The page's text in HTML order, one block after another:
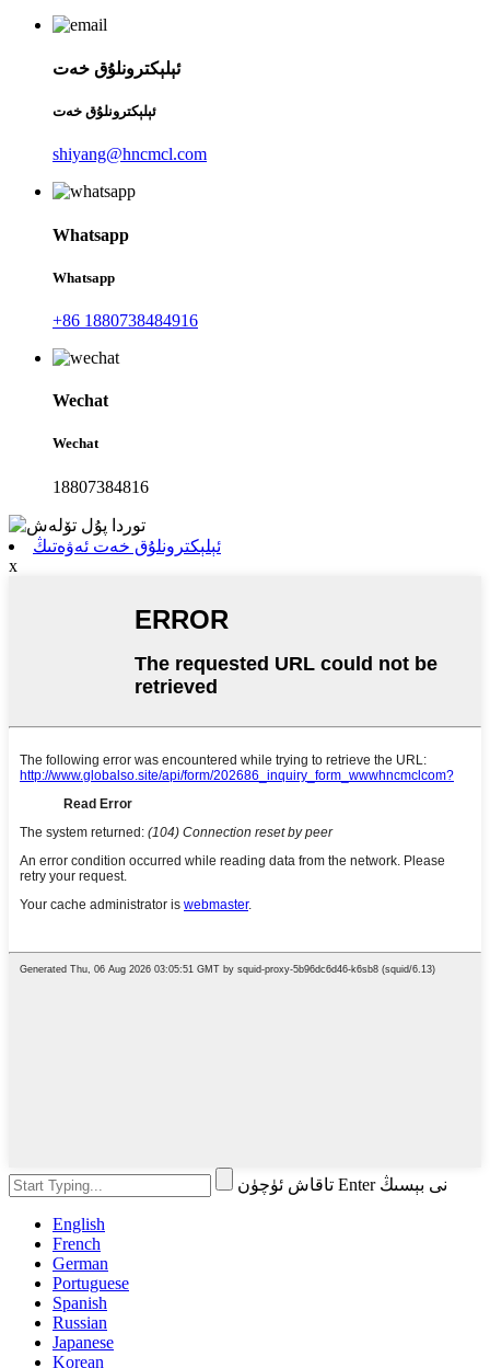
ئېلېكترونلۇق خەت
ئېلېكترونلۇق خەت
shiyang@hncmcl.com
Whatsapp
Whatsapp
+86 1880738484916
Wechat
Wechat
18807384816
ئېلېكترونلۇق خەت ئەۋەتىڭ
x
تاقاش ئۈچۈن Enter نى بېسىڭ
English
French
German
Portuguese
Spanish
Russian
Japanese
Korean